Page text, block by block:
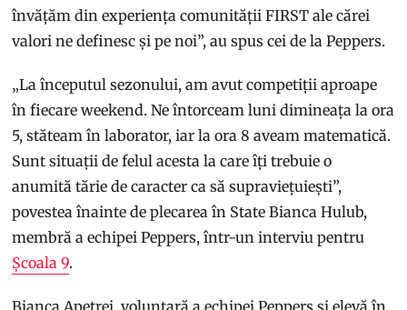
învățăm din experiența comunității FIRST ale cărei
valori ne definesc și pe noi”, au spus cei de la Peppers.
„La începutul sezonului, am avut competiții aproape
în fiecare weekend. Ne întorceam luni dimineața la ora
5, stăteam în laborator, iar la ora 8 aveam matematică.
Sunt situații de felul acesta la care îți trebuie o
anumită tărie de caracter ca să supraviețuiești”,
povestea înainte de plecarea în State Bianca Hulub,
membră a echipei Peppers, într-un interviu pentru
Școala 9.
Bianca Apetrei, voluntară a echipei Peppers și elevă în